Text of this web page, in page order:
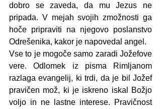
dobro se zaveda, da mu Jezus ne
pripada. V mejah svojih zmožnosti ga
hoče pripraviti na njegovo poslanstvo
Odrešenika, kakor je napovedal angel.
Vse to je mogoče samo zaradi Jožefove
vere. Odlomek iz pisma Rimljanom
razlaga evangelij, ki trdi, da je bil Jožef
pravičen mož, ki je iskreno iskal Božjo
voljo in ne lastne interese. Pravičnost